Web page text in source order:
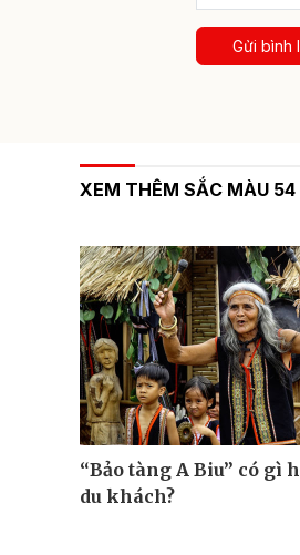
Gửi bình
XEM THÊM SẮC MÀU 54
“Bảo tàng A Biu” có gì
du khách?